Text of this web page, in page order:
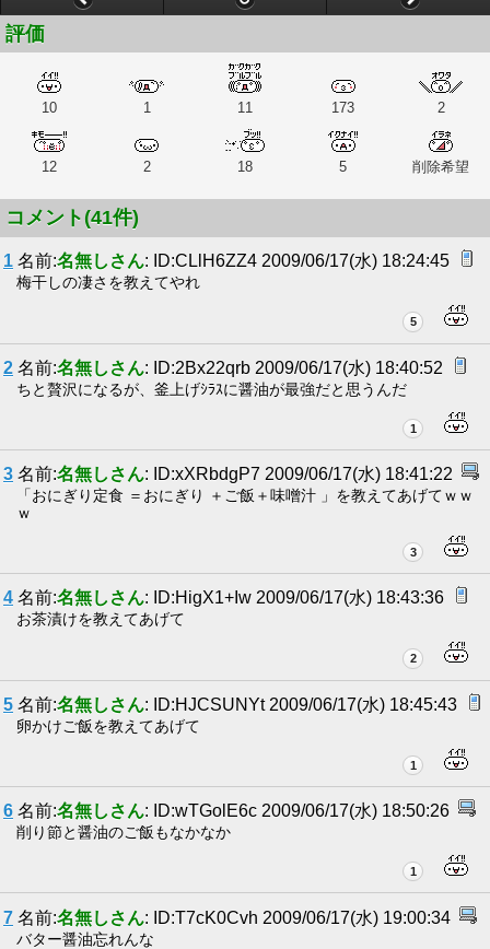
評価
10 1 11 173 2
12 2 18 5 削除希望
コメント(41件)
1 名前:名無しさん: ID:CLlH6ZZ4 2009/06/17(水) 18:24:45
梅干しの凄さを教えてやれ
5
2 名前:名無しさん: ID:2Bx22qrb 2009/06/17(水) 18:40:52
ちと贅沢になるが、釜上げｼﾗｽに醤油が最強だと思うんだ
1
3 名前:名無しさん: ID:xXRbdgP7 2009/06/17(水) 18:41:22
「おにぎり定食 ＝おにぎり ＋ご飯＋味噌汁 」を教えてあげてｗｗ
ｗ
3
4 名前:名無しさん: ID:HigX1+Iw 2009/06/17(水) 18:43:36
お茶漬けを教えてあげて
2
5 名前:名無しさん: ID:HJCSUNYt 2009/06/17(水) 18:45:43
卵かけご飯を教えてあげて
1
6 名前:名無しさん: ID:wTGolE6c 2009/06/17(水) 18:50:26
削り節と醤油のご飯もなかなか
1
7 名前:名無しさん: ID:T7cK0Cvh 2009/06/17(水) 19:00:34
バター醤油忘れんな